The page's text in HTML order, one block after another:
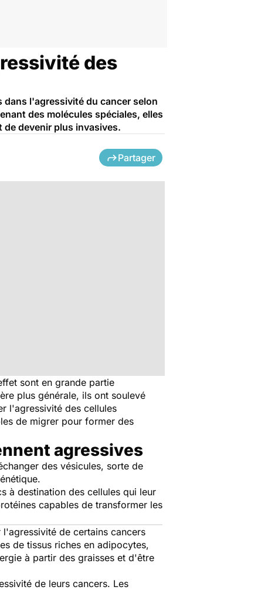
des
dans l'agressivité du cancer selon
des molécules spéciales, elles
devenir plus invasives.
Partager
sont en grande partie
plus générale, ils ont soulevé
l'agressivité des cellules
de migrer pour former des
agressives
des vésicules, sorte de
à destination des cellules qui leur
capables de transformer les
de certains cancers
de tissus riches en adipocytes,
à partir des graisses et d'être
de leurs cancers. Les